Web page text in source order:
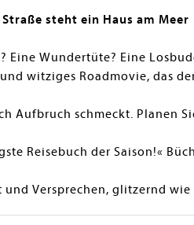
steht ein Haus am Meer
Eine Wundertüte? Eine
witziges Roadmovie, das
Aufbruch schmeckt. Planen
Reisebuch der Saison!«
und Versprechen, glitzernd wie